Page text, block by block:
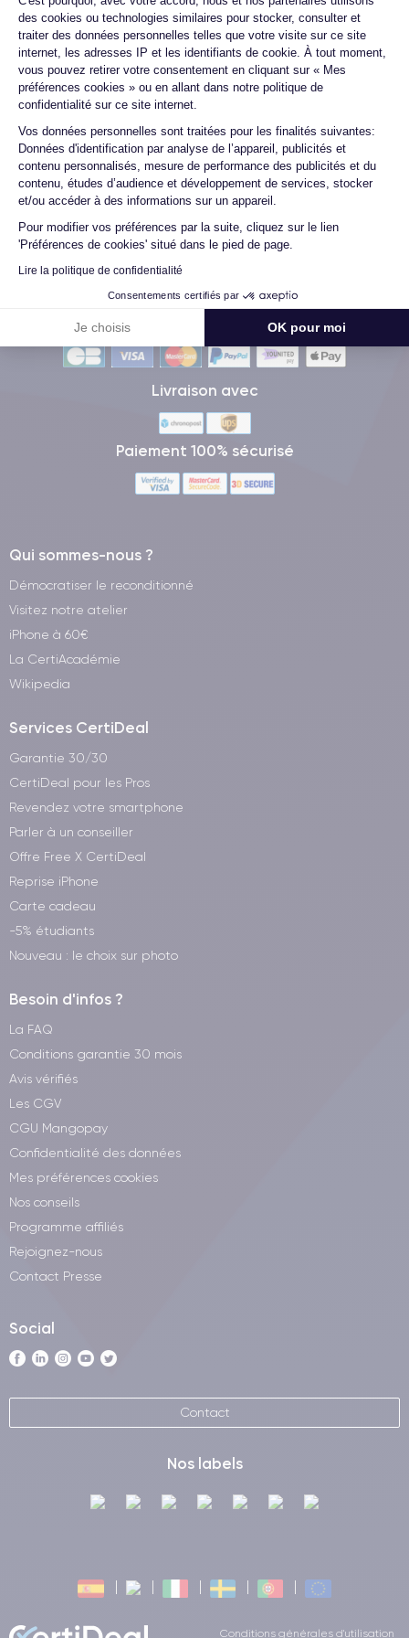
des cookies ou technologies similaires pour stocker, consulter et
traiter des données personnelles telles que votre visite sur ce site
internet, les adresses IP et les identifiants de cookie. À tout moment,
vous pouvez retirer votre consentement en cliquant sur « Mes
préférences cookies » ou en allant dans notre politique de
confidentialité sur ce site internet.
Vos données personnelles sont traitées pour les finalités suivantes:
Données d'identification par analyse de l’appareil, publicités et
contenu personnalisés, mesure de performance des publicités et du
contenu, études d’audience et développement de services, stocker
et/ou accéder à des informations sur un appareil.
Pour modifier vos préférences par la suite, cliquez sur le lien
'Préférences de cookies' situé dans le pied de page.
Lire la politique de confidentialité
Consentements certifiés par
Je choisis OK pour moi
Axeptio consent
Marc B.
09/07/26
Très bien, service impeccable, satisfait de mon achat. Je
recommande !
Voir tous les avis
Méthodes de Paiement
Livraison avec
Paiement 100% sécurisé
Qui sommes-nous ?
Démocratiser le reconditionné
Visitez notre atelier
iPhone à 60€
La CertiAcadémie
Wikipedia
Services CertiDeal
Garantie 30/30
CertiDeal pour les Pros
Revendez votre smartphone
Parler à un conseiller
Offre Free X CertiDeal
Reprise iPhone
Carte cadeau
-5% étudiants
Nouveau : le choix sur photo
Besoin d'infos ?
La FAQ
Conditions garantie 30 mois
Avis vérifiés
Les CGV
CGU Mangopay
Confidentialité des données
Mes préférences cookies
Nos conseils
Programme affiliés
Rejoignez-nous
Contact Presse
Social
Contact
Nos labels
Conditions générales d'utilisation